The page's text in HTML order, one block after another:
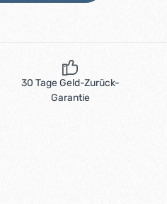
30 Tage Geld-Zurück-
Garantie